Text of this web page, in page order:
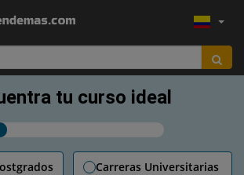
tu curso ideal
Carreras Universitarias